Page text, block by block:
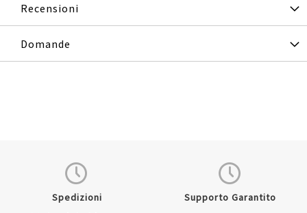
Recensioni
Domande
Spedizioni Supporto Garantito